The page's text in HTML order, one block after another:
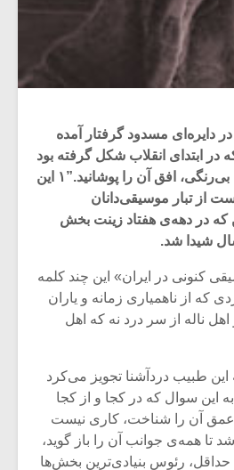
دایره‌ای مسدود گرفتار آمده
در ابتدای انقلاب شکل گرفته بود
به زردی گرایید و خزان بی‌رنگی، افق آن را پوشانید.”۱ این‌
از تبار موسیقی‌دانان
در دهه‌ی هفتاد زینت بخش
شیدا شد.
کنونی در ایران» این چند کلمه
که از ناهمیاری زمانه و یاران
ناله از سر درد نه که اهل
طبیب دردآشنا تجویز می‌کرد
این سوال که در کجا و از کجا
و عمق آن را شناخت، کاری نیست
تا همه‌ی جوانب آن را باز گوید،
حداقل، رئوس بنیادی‌ترین بخش‌ها